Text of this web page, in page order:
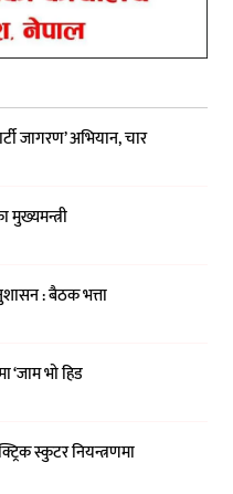
जागरण’ अभियान, चार
मुख्यमन्त्री
: बैठक भत्ता
‘जाम भो हिड
स्कुटर नियन्त्रणमा